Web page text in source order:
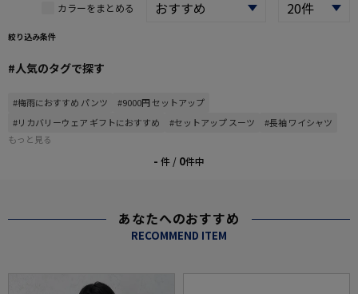
カラーをまとめる
絞り込み条件
#人気のタグで探す
#梅雨におすすめ パンツ
#9000円 セットアップ
#リカバリーウェア ギフトにおすすめ
#セットアップ スーツ
#長袖 ワイシャツ
もっと見る
- 件 / 0件中
あなたへのおすすめ
RECOMMEND ITEM